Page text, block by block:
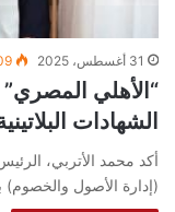
31 أغسطس، 2025
“الأهلي
الشهادات
أكد محمد الأتربي،
(إدارة الأصول